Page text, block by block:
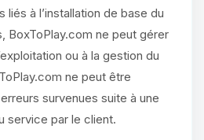
à l’installation de base du
BoxToPlay.com ne peut gérer
ou à la gestion du
ne peut être
survenues suite à une
service par le client.